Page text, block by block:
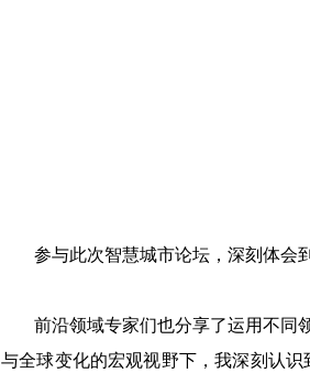
参与此次智慧城市论坛，深刻体会
前沿领域专家们也分享了运用不同
与全球变化的宏观视野下，我深刻认